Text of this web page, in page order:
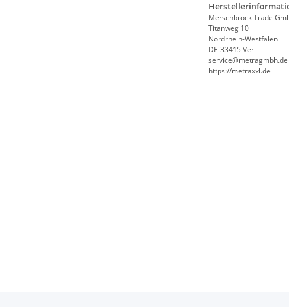
Merschbrock Trade
Titanweg 10
Nordrhein-Westfalen
DE-33415 Verl
service@metragmbh.de
https://metraxxl.de